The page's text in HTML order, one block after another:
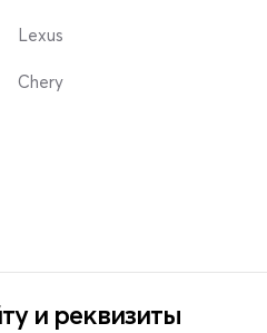
Lexus
Chery
и реквизиты